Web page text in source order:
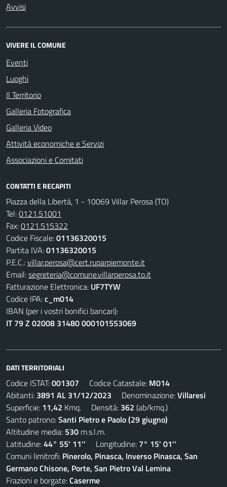
Avvisi
VIVERE IL COMUNE
Eventi
Luoghi
Il Territorio
Galleria Fotografica
Galleria Video
Attività economiche e Servizi
Associazioni e Comitati
CONTATTI E RECAPITI
Piazza della Libertà, 1 - 10069 Villar Perosa (TO)
Tel:0121.51001
Fax:0121.515322
Codice Fiscale:01136320015
Partita IVA:01136320015
P.E.C.:villar.perosa@cert.ruparpiemonte.it
Email:segreteria@comune.villarperosa.to.it
Fatturazione Elettronica: UF7TYW
Codice IPA:c_m014
IBAN (per i vostri bonifici bancari):
IT 79 Z 02008 31480 000101553069
DATI TERRITORIALI
Codice ISTAT:001307 Codice Catastale: M014
Abitanti: 3891 AL 31/12/2023 Denominazione:Villaresi
Superficie: 11,42 Kmq. Densità: 362 (ab/kmq.)
Santo patrono:Santi Pietro e Paolo (29 giugno)
Altitudine media: 530 m.s.l.m.
Latitudine:44° 55' 11'' Longitudine: 7° 15' 01''
Comuni limitrofi: Pinerolo, Pinasca, Inverso Pinasca, San
Germano Chisone, Porte, San Pietro Val Lemina
Frazioni e borgate:Caserme